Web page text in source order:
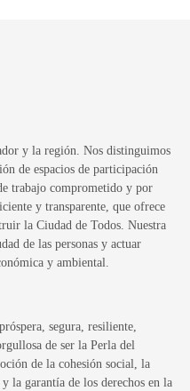
y la región. Nos distinguimos
de espacios de participación
trabajo comprometido y por
y transparente, que ofrece
la Ciudad de Todos. Nuestra
de las personas y actuar
y ambiental.
segura, resiliente,
de ser la Perla del
de la cohesión social, la
la garantía de los derechos en la